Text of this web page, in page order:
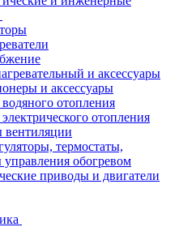
и аксессуары
и аксессуары
отопления
отопления
вентиляции
термостаты,
обогревом
приводы и двигатели